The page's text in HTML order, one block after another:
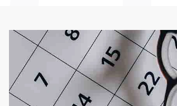
الجدول الزمني لزيارات طبيب عيون